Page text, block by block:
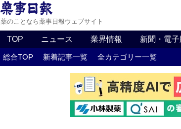
薬のことなら薬事日報ウェブサイト
TOP ニュース 業界情報 新聞・電子
総合TOP 新着記事一覧 全カテゴリー一覧